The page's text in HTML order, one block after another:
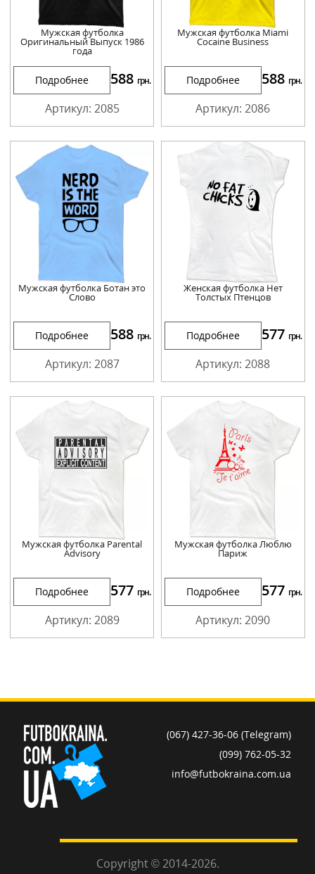
Мужская футболка
Оригинальный Выпуск 1986
года
Подробнее 588 грн.
Артикул: 2085
Мужская футболка Miami
Cocaine Business
Подробнее 588 грн.
Артикул: 2086
Мужская футболка Ботан это
Слово
Подробнее 588 грн.
Артикул: 2087
Женская футболка Нет
Толстых Птенцов
Подробнее 577 грн.
Артикул: 2088
Мужская футболка Parental
Advisory
Подробнее 577 грн.
Артикул: 2089
Мужская футболка Люблю
Париж
Подробнее 577 грн.
Артикул: 2090
(067) 427-36-06 (Telegram)
(099) 762-05-32
info@futbokraina.com.ua
Copyright © 2014-2026.